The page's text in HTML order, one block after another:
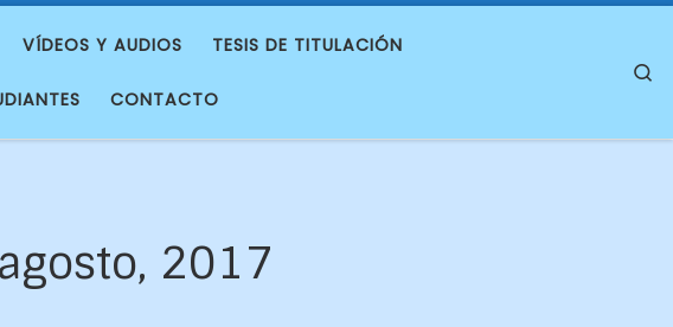
VÍDEOS Y AUDIOS TESIS DE TITULACIÓN
CONTACTO
2017